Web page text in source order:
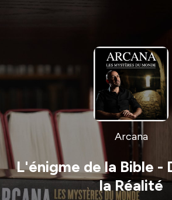
Arcana
L'énigme de la Bible -
la Réalité